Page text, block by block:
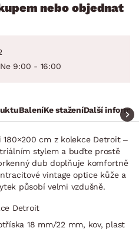
nebo objednat
9:00 - 16:00
BaleníKe staženíDalší
180×200 cm z kolekce Detroit –
stylem a buďte prostě
dub doplňuje komfortně
vintage optice kůže a
působí velmi vzdušně.
Detroit
18 mm/22 mm, kov, plast